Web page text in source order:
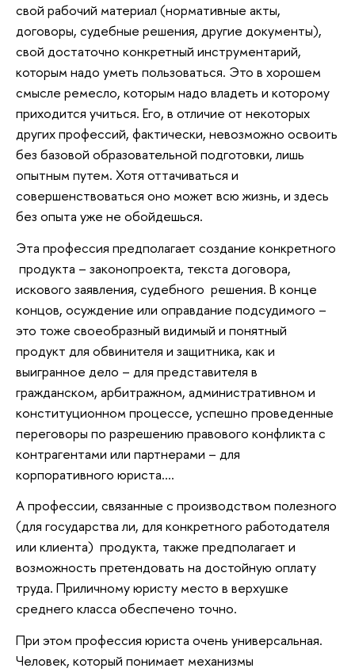
свой рабочий материал (нормативные акты,
договоры, судебные решения, другие документы),
свой достаточно конкретный инструментарий,
которым надо уметь пользоваться. Это в хорошем
смысле ремесло, которым надо владеть и которому
приходится учиться. Его, в отличие от некоторых
других профессий, фактически, невозможно освоить
без базовой образовательной подготовки, лишь
опытным путем. Хотя оттачиваться и
совершенствоваться оно может всю жизнь, и здесь
без опыта уже не обойдешься.
Эта профессия предполагает создание конкретного
продукта – законопроекта, текста договора,
искового заявления, судебного решения. В конце
концов, осуждение или оправдание подсудимого –
это тоже своеобразный видимый и понятный
продукт для обвинителя и защитника, как и
выигранное дело – для представителя в
гражданском, арбитражном, административном и
конституционном процессе, успешно проведенные
переговоры по разрешению правового конфликта с
контрагентами или партнерами – для
корпоративного юриста….
А профессии, связанные с производством полезного
(для государства ли, для конкретного работодателя
или клиента) продукта, также предполагает и
возможность претендовать на достойную оплату
труда. Приличному юристу место в верхушке
среднего класса обеспечено точно.
При этом профессия юриста очень универсальная.
Человек, который понимает механизмы